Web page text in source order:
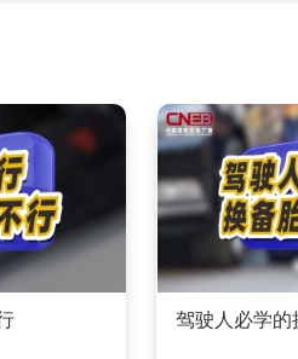
驾驶人必学